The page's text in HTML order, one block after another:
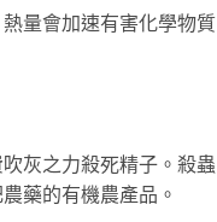
量會加速有害化學物質
灰之力殺死精子。殺蟲
藥的有機農產品。